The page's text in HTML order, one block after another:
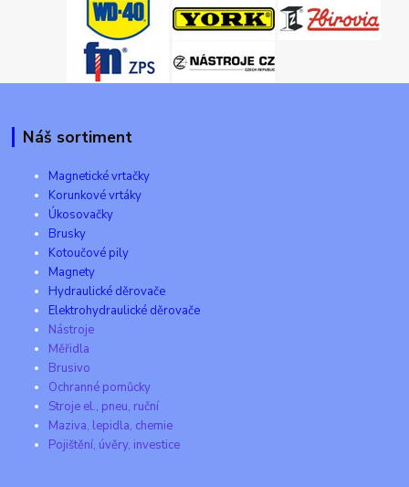
Náš sortiment
Magnetické vrtačky
Korunkové vrtáky
Úkosovačky
Brusky
Kotoučové pily
Magnety
Hydraulické děrovače
Elektrohydraulické děrovače
Nástroje
Měřidla
Brusivo
Ochranné pomůcky
Stroje el., pneu, ruční
Maziva, lepidla, chemie
Pojištění, úvěry, investice